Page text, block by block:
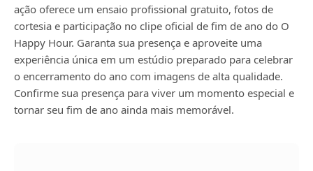
ação oferece um ensaio profissional gratuito, fotos de
cortesia e participação no clipe oficial de fim de ano do O
Happy Hour. Garanta sua presença e aproveite uma
experiência única em um estúdio preparado para celebrar
o encerramento do ano com imagens de alta qualidade.
Confirme sua presença para viver um momento especial e
tornar seu fim de ano ainda mais memorável.